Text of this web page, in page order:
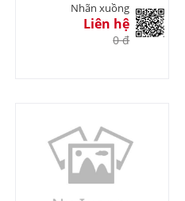
Nhãn xuồng
Liên hệ
0 đ